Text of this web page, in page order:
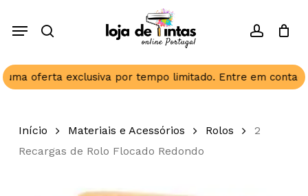
account
Menu
Close
Cart
oferta exclusiva por tempo limitado. Entre em contacto
Início Materiais e Acessórios Rolos
2
Recargas de Rolo Flocado Redondo
Seja o primeiro a avaliar
“2 Recargas de Rolo
Flocado Redondo”
marcados com*